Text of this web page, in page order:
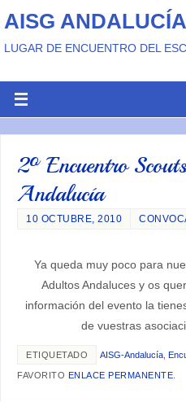
AISG ANDALUCÍA
LUGAR DE ENCUENTRO DEL
2º Encuentro
Andalucía
10 OCTUBRE, 2010
Ya queda muy poco para
Adultos Andaluces y os
información del evento la
de vuestras
ETIQUETADO AISG-Andalucía ,
FAVORITO ENLACE PERMANENTE